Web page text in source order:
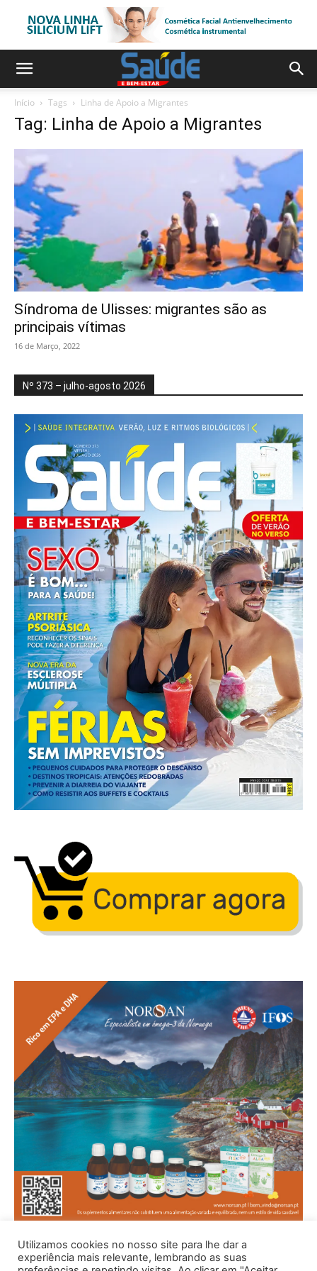
Início Tags Linha de Apoio a Migrantes
Tag: Linha de Apoio a Migrantes
Síndroma de Ulisses: migrantes são as
principais vítimas
16 de Março, 2022
Nº 373 – julho-agosto 2026
Utilizamos cookies no nosso site para lhe dar a
experiência mais relevante, lembrando as suas